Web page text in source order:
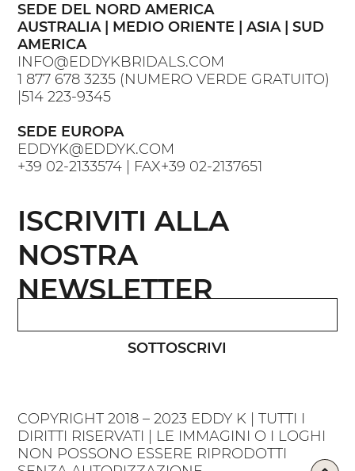
COPYRIGHT 2018 – 2023 EDDY K | TUTTI I
DIRITTI RISERVATI | LE IMMAGINI O I LOGHI
NON POSSONO ESSERE RIPRODOTTI
SEDE DEL NORD AMERICA
AUSTRALIA | MEDIO ORIENTE | ASIA | SUD
AMERICA
INFO@EDDYKBRIDALS.COM
1 877 678 3235 (NUMERO VERDE GRATUITO)
|514 223-9345
SEDE EUROPA
EDDYK@EDDYK.COM
+39 02-2133574 | FAX+39 02-2137651
SOTTOSCRIVI
ISCRIVITI ALLA
NOSTRA
NEWSLETTER